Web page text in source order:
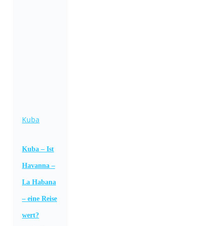
Kuba
Kuba – Ist
Havanna –
La Habana
– eine Reise
wert?